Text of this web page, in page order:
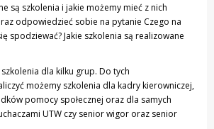
są szkolenia i jakie możemy mieć z nich
odpowiedzieć sobie na pytanie Czego na
spodziewać? Jakie szkolenia są realizowane
dla kilku grup. Do tych
możemy szkolenia dla kadry kierowniczej,
pomocy społecznej oraz dla samych
UTW czy senior wigor oraz senior